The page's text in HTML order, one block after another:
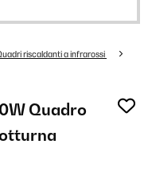
riscaldanti a infrarossi
Quadro